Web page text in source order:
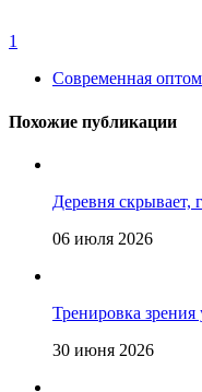
1
Современная
Похожие публикации
Деревня скрывает,
06 июля 2026
Тренировка зрения
30 июня 2026